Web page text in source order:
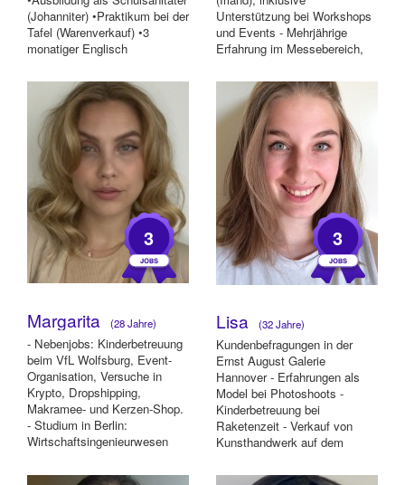
(Johanniter) •Praktikum bei der
Tafel (Warenverkauf) •3
monatiger Englisch
Unterstützung bei Workshops
und Events - Mehrjährige
Erfahrung im Messebereich,
3
Margarita (28 Jahre)
- Nebenjobs: Kinderbetreuung
beim VfL Wolfsburg, Event-
Organisation, Versuche in
Krypto, Dropshipping,
Makramee- und Kerzen-Shop.
- Studium in Berlin:
Wirtschaftsingenieurwesen
3
Lisa (32 Jahre)
Kundenbefragungen in der
Ernst August Galerie
Hannover - Erfahrungen als
Model bei Photoshoots -
Kinderbetreuung bei
Raketenzeit - Verkauf von
Kunsthandwerk auf dem
in ...